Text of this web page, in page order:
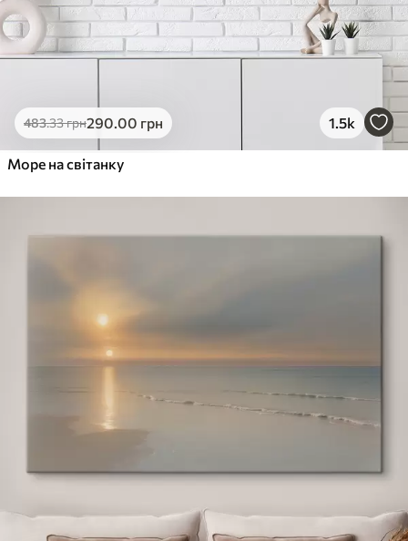
483.33грн290.00 грн 1.5k
Море на світанку